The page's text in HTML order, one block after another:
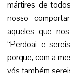
mártires de
nosso
aqueles que
“Perdoai e
porque, com a
vós também